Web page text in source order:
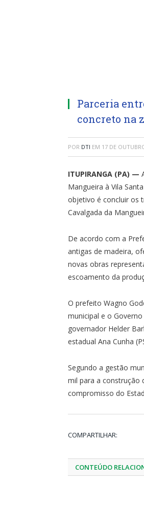
Parceria
concreto na
POR DTI EM 17 DE
ITUPIRANGA (PA) —
Mangueira à Vila
objetivo é concluir os
Cavalgada da
De acordo com a
antigas de madeira,
novas obras
escoamento da
O prefeito Wagno
municipal e o
governador Helder
estadual Ana Cunha
Segundo a gestão
mil para a construção
compromisso do
COMPARTILHAR:
CONTEÚDO